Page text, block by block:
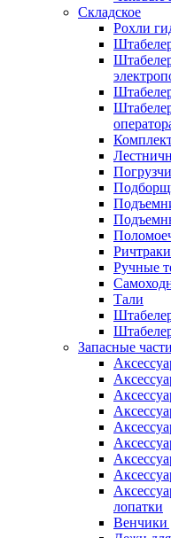
Складское
Рохли
Ричтраки
Ручные
Тали
Запасные части
лопатки
Венчики